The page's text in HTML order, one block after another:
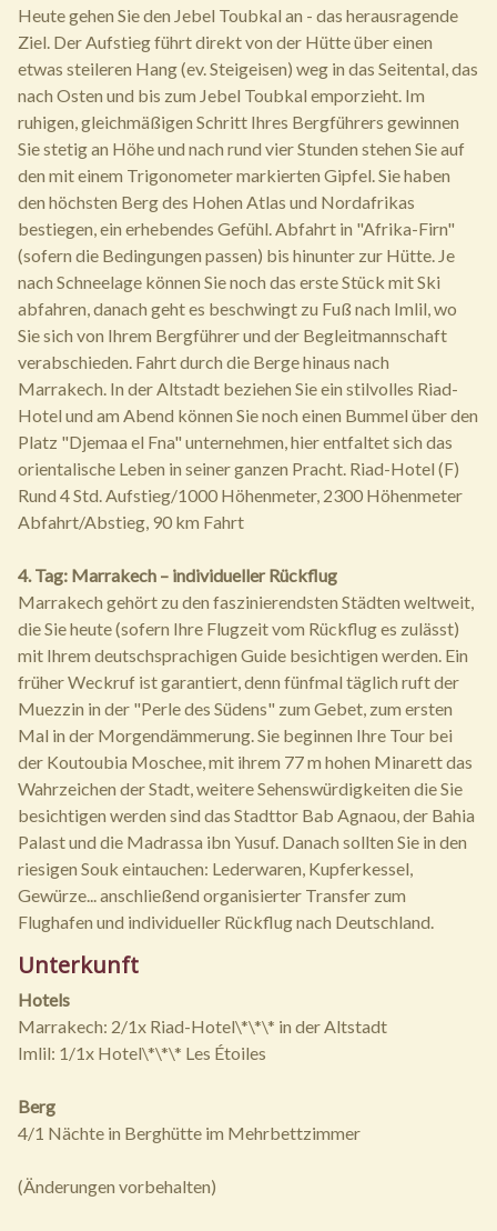
Heute gehen Sie den Jebel Toubkal an - das herausragende
Ziel. Der Aufstieg führt direkt von der Hütte über einen
etwas steileren Hang (ev. Steigeisen) weg in das Seitental, das
nach Osten und bis zum Jebel Toubkal emporzieht. Im
ruhigen, gleichmäßigen Schritt Ihres Bergführers gewinnen
Sie stetig an Höhe und nach rund vier Stunden stehen Sie auf
den mit einem Trigonometer markierten Gipfel. Sie haben
den höchsten Berg des Hohen Atlas und Nordafrikas
bestiegen, ein erhebendes Gefühl. Abfahrt in "Afrika-Firn"
(sofern die Bedingungen passen) bis hinunter zur Hütte. Je
nach Schneelage können Sie noch das erste Stück mit Ski
abfahren, danach geht es beschwingt zu Fuß nach Imlil, wo
Sie sich von Ihrem Bergführer und der Begleitmannschaft
verabschieden. Fahrt durch die Berge hinaus nach
Marrakech. In der Altstadt beziehen Sie ein stilvolles Riad-
Hotel und am Abend können Sie noch einen Bummel über den
Platz "Djemaa el Fna" unternehmen, hier entfaltet sich das
orientalische Leben in seiner ganzen Pracht. Riad-Hotel (F)
Rund 4 Std. Aufstieg/1000 Höhenmeter, 2300 Höhenmeter
Abfahrt/Abstieg, 90 km Fahrt
4. Tag: Marrakech – individueller Rückflug
Marrakech gehört zu den faszinierendsten Städten weltweit,
die Sie heute (sofern Ihre Flugzeit vom Rückflug es zulässt)
mit Ihrem deutschsprachigen Guide besichtigen werden. Ein
früher Weckruf ist garantiert, denn fünfmal täglich ruft der
Muezzin in der "Perle des Südens" zum Gebet, zum ersten
Mal in der Morgendämmerung. Sie beginnen Ihre Tour bei
der Koutoubia Moschee, mit ihrem 77 m hohen Minarett das
Wahrzeichen der Stadt, weitere Sehenswürdigkeiten die Sie
besichtigen werden sind das Stadttor Bab Agnaou, der Bahia
Palast und die Madrassa ibn Yusuf. Danach sollten Sie in den
riesigen Souk eintauchen: Lederwaren, Kupferkessel,
Gewürze... anschließend organisierter Transfer zum
Flughafen und individueller Rückflug nach Deutschland.
Unterkunft
Hotels
Marrakech: 2/1x Riad-Hotel\*\*\* in der Altstadt
Imlil: 1/1x Hotel\*\*\* Les Étoiles
Berg
4/1 Nächte in Berghütte im Mehrbettzimmer
(Änderungen vorbehalten)